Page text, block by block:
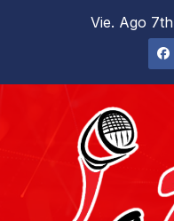
Vie. Ago